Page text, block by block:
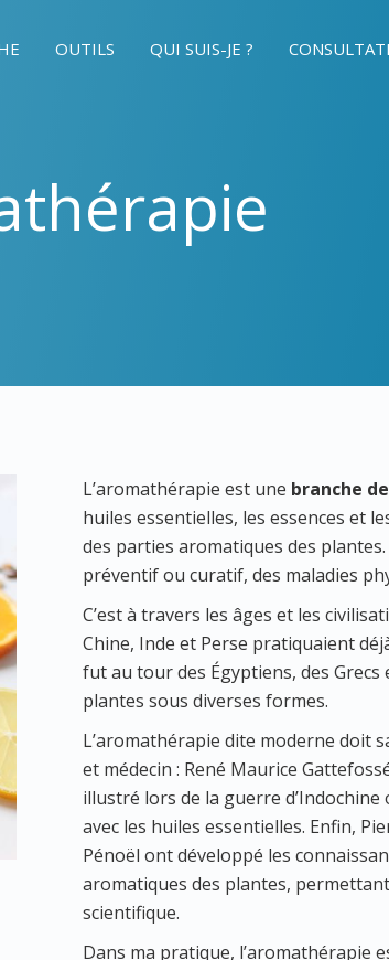
OUTILS QUI SUIS-JE ?
L’aromathérapie est une branche
huiles essentielles, les essences et
des parties aromatiques des
préventif ou curatif, des maladies
C’est à travers les âges et les
Chine, Inde et Perse pratiquaient
fut au tour des Égyptiens, des
plantes sous diverses formes.
L’aromathérapie dite moderne doit
et médecin : René Maurice
illustré lors de la guerre
avec les huiles essentielles. Enfin,
Pénoël ont développé les
aromatiques des plantes,
scientifique.
Dans ma pratique, l’aromathérapie